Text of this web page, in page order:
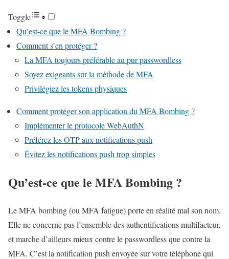
Toggle
Qu’est-ce que le MFA Bombing ?
Comment s’en protéger ?
La MFA toujours préférable au pur passwordless
Soyez exigeants sur la méthode de MFA
Privilégiez les tokens physiques
Comment protéger son application du MFA Bombing ?
Implémenter le protocole WebAuthN
Préférez les OTP aux notifications push
Évitez les notifications push trop simples
Qu’est-ce que le MFA Bombing ?
Le MFA bombing (ou MFA fatigue) porte en réalité mal son nom.
Elle ne concerne pas l’ensemble des authentifications multifacteur,
et marche d’ailleurs mieux contre le passwordless que contre la
MFA. C’est la notification push envoyée sur votre téléphone qui